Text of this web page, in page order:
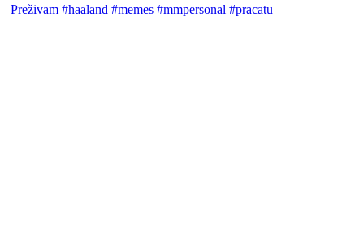
Preživam #haaland #memes #mmpersonal #pracatu